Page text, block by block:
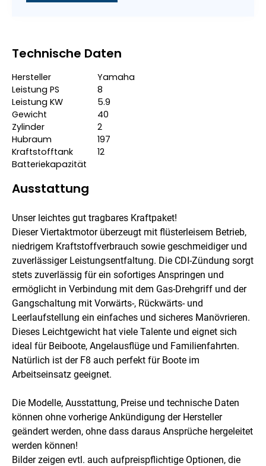
Technische Daten
Hersteller
Yamaha
Leistung PS
8
Leistung KW
5.9
Gewicht
40
Zylinder
2
Hubraum
197
Kraftstofftank
12
Batteriekapazität
Ausstattung
Unser leichtes gut tragbares Kraftpaket!
Dieser Viertaktmotor überzeugt mit flüsterleisem Betrieb,
niedrigem Kraftstoffverbrauch sowie geschmeidiger und
zuverlässiger Leistungsentfaltung. Die CDI-Zündung sorgt
stets zuverlässig für ein sofortiges Anspringen und
ermöglicht in Verbindung mit dem Gas-Drehgriff und der
Gangschaltung mit Vorwärts-, Rückwärts- und
Leerlaufstellung ein einfaches und sicheres Manövrieren.
Dieses Leichtgewicht hat viele Talente und eignet sich
ideal für Beiboote, Angelausflüge und Familienfahrten.
Natürlich ist der F8 auch perfekt für Boote im
Arbeitseinsatz geeignet.
Die Modelle, Ausstattung, Preise und technische Daten
können ohne vorherige Ankündigung der Hersteller
geändert werden, ohne dass daraus Ansprüche hergeleitet
werden können!
Bilder zeigen evtl. auch aufpreispflichtige Optionen, die